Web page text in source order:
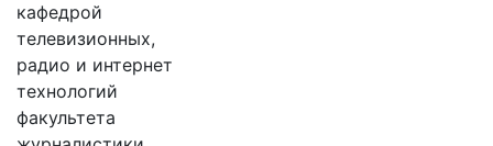
кафедрой
телевизионных,
радио и интернет
технологий
факультета